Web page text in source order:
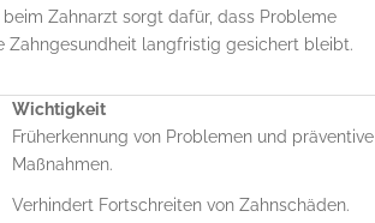
Zahnarzt sorgt dafür, dass Probleme
Zahngesundheit langfristig gesichert bleibt.
Wichtigkeit
Früherkennung von Problemen und präventive
Maßnahmen.
Verhindert Fortschreiten von Zahnschäden.